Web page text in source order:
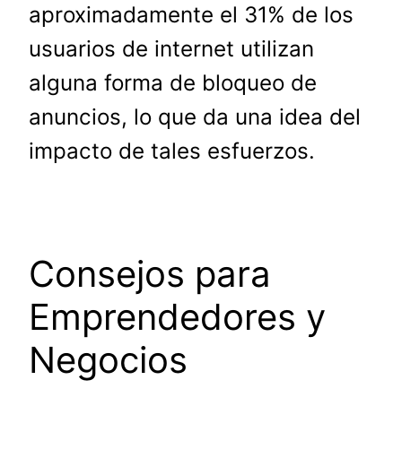
aproximadamente el 31% de los
usuarios de internet utilizan
alguna forma de bloqueo de
anuncios, lo que da una idea del
impacto de tales esfuerzos.
Consejos para
Emprendedores y
Negocios